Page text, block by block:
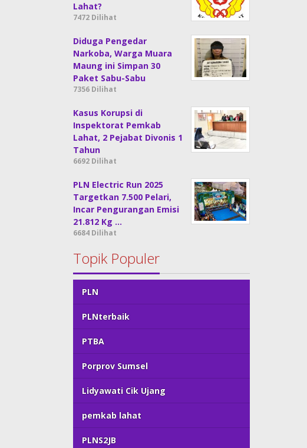
Lahat?
7472 Dilihat
Diduga Pengedar
Narkoba, Warga Muara
Maung ini Simpan 30
Paket Sabu-Sabu
7356 Dilihat
Kasus Korupsi di
Inspektorat Pemkab
Lahat, 2 Pejabat Divonis 1
Tahun
6692 Dilihat
PLN Electric Run 2025
Targetkan 7.500 Pelari,
Incar Pengurangan Emisi
21.812 Kg …
6684 Dilihat
Topik Populer
PLN
PLNterbaik
PTBA
Porprov Sumsel
Lidyawati Cik Ujang
pemkab lahat
PLNS2JB